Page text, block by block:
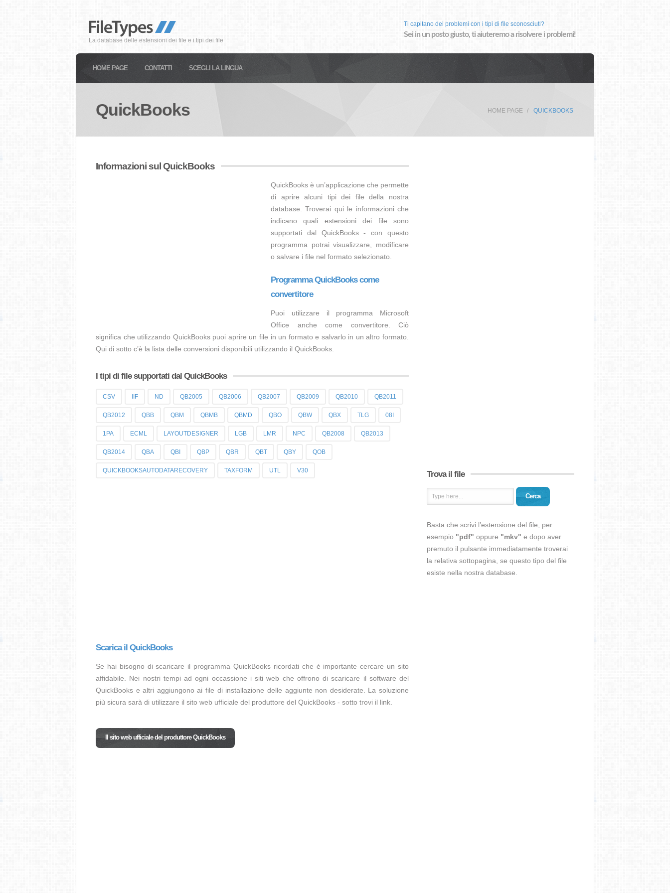
La database delle estensioni dei file e i tipi dei file
Ti capitano dei problemi con i tipi di file sconosciuti?
Sei in un posto giusto, ti aiuteremo a risolvere i problemi!
HOME PAGE CONTATTI SCEGLI LA LINGUA
QuickBooks HOME PAGE QUICKBOOKS
Informazioni sul QuickBooks
QuickBooks è un’applicazione che permette
di aprire alcuni tipi dei file della nostra
database. Troverai qui le informazioni che
indicano quali estensioni dei file sono
supportati dal QuickBooks - con questo
programma potrai visualizzare, modificare
o salvare i file nel formato selezionato.
Programma QuickBooks come
convertitore
Puoi utilizzare il programma Microsoft
Office anche come convertitore. Ciò
significa che utilizzando QuickBooks puoi aprire un file in un formato e salvarlo in un altro formato.
Qui di sotto c’è la lista delle conversioni disponibili utilizzando il QuickBooks.
I tipi di file supportati dal QuickBooks
CSV IIF ND QB2005 QB2006 QB2007 QB2009 QB2010 QB2011
QB2012 QBB QBM QBMB QBMD QBO QBW QBX TLG 08I
1PA ECML LAYOUTDESIGNER LGB LMR NPC QB2008 QB2013
QB2014 QBA QBI QBP QBR QBT QBY QOB
QUICKBOOKSAUTODATARECOVERY TAXFORM UTL V30
Scarica il QuickBooks
Se hai bisogno di scaricare il programma QuickBooks ricordati che è importante cercare un sito
affidabile. Nei nostri tempi ad ogni occassione i siti web che offrono di scaricare il software del
QuickBooks e altri aggiungono ai file di installazione delle aggiunte non desiderate. La soluzione
più sicura sarà di utilizzare il sito web ufficiale del produttore del QuickBooks - sotto trovi il link.
Il sito web ufficiale del produttore QuickBooks
Trova il file
Cerca
Basta che scrivi l’estensione del file, per
esempio "pdf" oppure "mkv" e dopo aver
premuto il pulsante immediatamente troverai
la relativa sottopagina, se questo tipo del file
esiste nella nostra database.